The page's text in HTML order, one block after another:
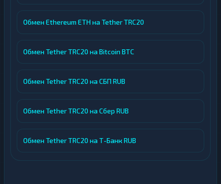
Обмен Ethereum ETH на Tether TRC20
Обмен Tether TRC20 на Bitcoin BTC
Обмен Tether TRC20 на СБП RUB
Обмен Tether TRC20 на Сбер RUB
Обмен Tether TRC20 на Т-Банк RUB